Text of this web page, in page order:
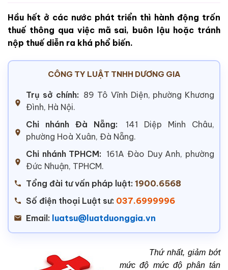
Hầu hết ở các nước phát triển thì hành động trốn
thuế thông qua việc mã sai, buôn lậu hoặc tránh
nộp thuế diễn ra khá phổ biến.
CÔNG TY LUẬT TNHH DƯƠNG GIA
Trụ sở chính: 89 Tô Vĩnh Diện, phường Khương
Đình, Hà Nội.
Chi nhánh Đà Nẵng:
141 Diệp Minh Châu,
phường Hoà Xuân, Đà Nẵng.
Chi nhánh TPHCM: 161A Đào Duy Anh, phường
Đức Nhuận, TPHCM.
Tổng đài tư vấn pháp luật: 1900.6568
Số điện thoại Luật sư: 037.6999996
Email: luatsu@luatduonggia.vn
Thứ nhất, giảm bớt
mức độ mức độ phân tán